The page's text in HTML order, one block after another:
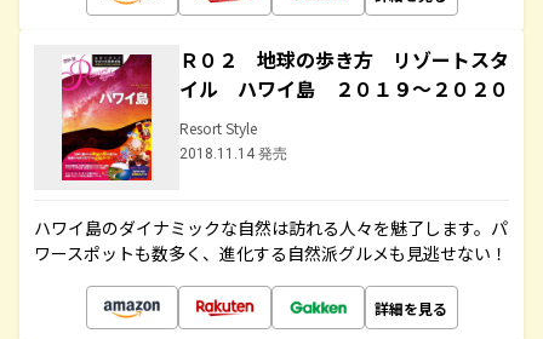
Ｒ０２ 地球の歩き方 リゾートスタ
イル ハワイ島 ２０１９～２０２０
Resort Style
2018.11.14 発売
ハワイ島のダイナミックな自然は訪れる人々を魅了します。パ
ワースポットも数多く、進化する自然派グルメも見逃せない！
詳細を見る